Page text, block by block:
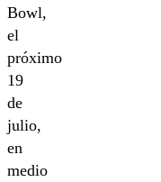
Bowl,
el
próximo
19
de
julio,
en
medio